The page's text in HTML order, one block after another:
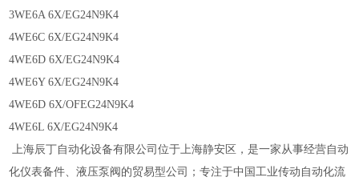
3WE6A 6X/EG24N9K4
4WE6C 6X/EG24N9K4
4WE6D 6X/EG24N9K4
4WE6Y 6X/EG24N9K4
4WE6D 6X/OFEG24N9K4
4WE6L 6X/EG24N9K4
上海辰丁自动化设备有限公司位于上海静安区，是一家从事经营自动
化仪表备件、液压泵阀的贸易型公司；专注于中国工业传动自动化流